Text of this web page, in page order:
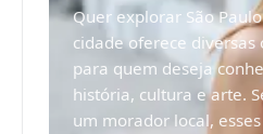
Quer explorar São
cidade oferece diversas
para quem deseja
história, cultura e arte.
um morador local, esses